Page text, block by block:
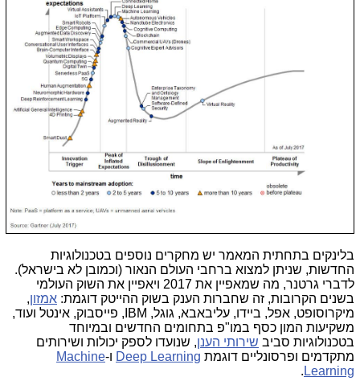
בלינקים בתחתית המאמר יש מחקרים נוספים בטכנולוגיות
החדשות, שניתן למצוא ברחבי העולם הנאור (וכמובן לא בישראל).
לדברי גרטנר, מה שמאפיין את 2017 ויאפיין את השוק העולמי
בשנים הקרובות, זה שחברות הענק בשוק ההייטק דוגמת: אמזון,
מיקרוסופט, אפל, ביידו, עליבאבא, גוגל, IBM, פייסבוק, אינטל ועוד,
משקיעות המון כסף במו"פ בתחומים החדשים ובמיוחד
בטכנולוגיות סביב שירותי הענן, שנועדו לספק יכולות ושירותים
מתקדמים ופרסונליים דוגמת Deep Learning ו-Machine
Learning
.